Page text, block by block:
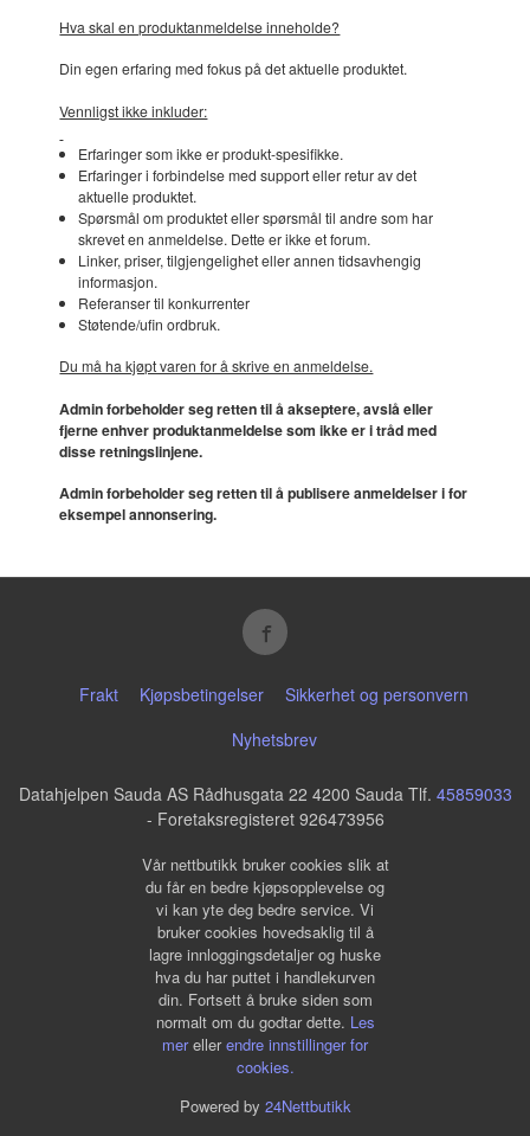
Hva skal en produktanmeldelse inneholde?
Din egen erfaring med fokus på det aktuelle produktet.
Vennligst ikke inkluder:
Erfaringer som ikke er produkt-spesifikke.
Erfaringer i forbindelse med support eller retur av det
aktuelle produktet.
Spørsmål om produktet eller spørsmål til andre som har
skrevet en anmeldelse. Dette er ikke et forum.
Linker, priser, tilgjengelighet eller annen tidsavhengig
informasjon.
Referanser til konkurrenter
Støtende/ufin ordbruk.
Du må ha kjøpt varen for å skrive en anmeldelse.
Admin forbeholder seg retten til å akseptere, avslå eller
fjerne enhver produktanmeldelse som ikke er i tråd med
disse retningslinjene.
Admin forbeholder seg retten til å publisere anmeldelser i for
eksempel annonsering.
Frakt Kjøpsbetingelser
Sikkerhet og personvern
Nyhetsbrev
Datahjelpen Sauda AS Rådhusgata 22 4200 Sauda Tlf. 45859033
- Foretaksregisteret 926473956
Vår nettbutikk bruker cookies slik at
du får en bedre kjøpsopplevelse og
vi kan yte deg bedre service. Vi
bruker cookies hovedsaklig til å
lagre innloggingsdetaljer og huske
hva du har puttet i handlekurven
din. Fortsett å bruke siden som
normalt om du godtar dette. Les
merellerendre innstillinger for
cookies.
Powered by 24Nettbutikk